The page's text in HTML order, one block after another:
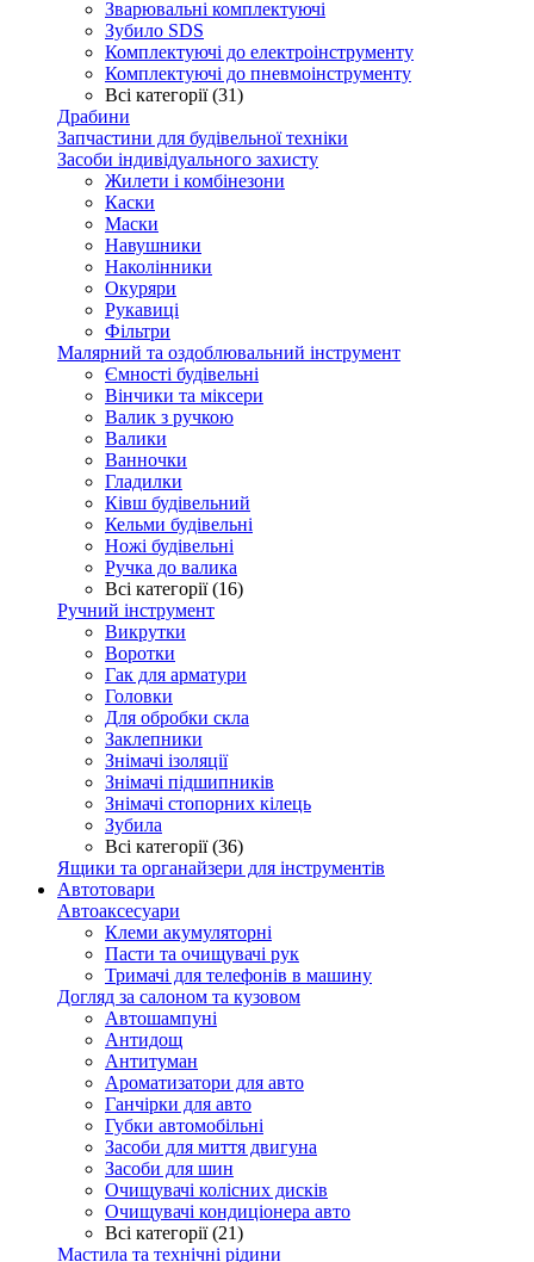
Зварювальні комплектуючі
Зубило SDS
Комплектуючі до електроінструменту
Комплектуючі до пневмоінструменту
Всі категорії (31)
Драбини
Запчастини для будівельної техніки
Засоби індивідуального захисту
Жилети і комбінезони
Каски
Маски
Навушники
Наколінники
Окуряри
Рукавиці
Фільтри
Малярний та оздоблювальний інструмент
Ємності будівельні
Вінчики та міксери
Валик з ручкою
Валики
Ванночки
Гладилки
Ківш будівельний
Кельми будівельні
Ножі будівельні
Ручка до валика
Всі категорії (16)
Ручний інструмент
Викрутки
Воротки
Гак для арматури
Головки
Для обробки скла
Заклепники
Знімачі ізоляції
Знімачі підшипників
Знімачі стопорних кілець
Зубила
Всі категорії (36)
Ящики та органайзери для інструментів
Автотовари
Автоаксесуари
Клеми акумуляторні
Пасти та очищувачі рук
Тримачі для телефонів в машину
Догляд за салоном та кузовом
Автошампуні
Антидощ
Антитуман
Ароматизатори для авто
Ганчірки для авто
Губки автомобільні
Засоби для миття двигуна
Засоби для шин
Очищувачі колісних дисків
Очищувачі кондиціонера авто
Всі категорії (21)
Мастила та технічні рідини